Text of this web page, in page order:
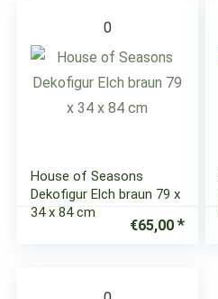
0
House of Seasons
Dekofigur Elch braun 79 x
34 x 84 cm
€65,00